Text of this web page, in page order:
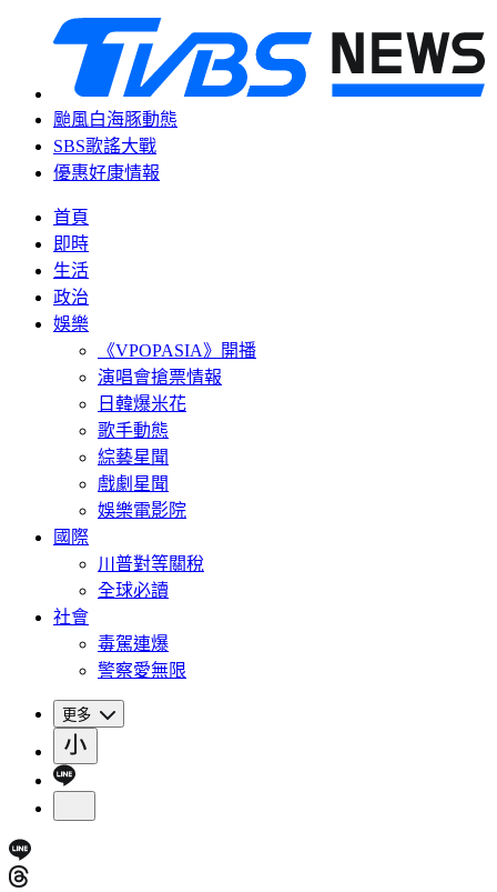
颱風白海豚動態
SBS歌謠大戰
優惠好康情報
首頁
即時
生活
政治
娛樂
《VPOPASIA》開播
演唱會搶票情報
日韓爆米花
歌手動態
綜藝星聞
戲劇星聞
娛樂電影院
國際
川普對等關稅
全球必讀
社會
毒駕連爆
警察愛無限
更多